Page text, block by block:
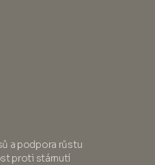
a podpora růstu
proti stárnutí